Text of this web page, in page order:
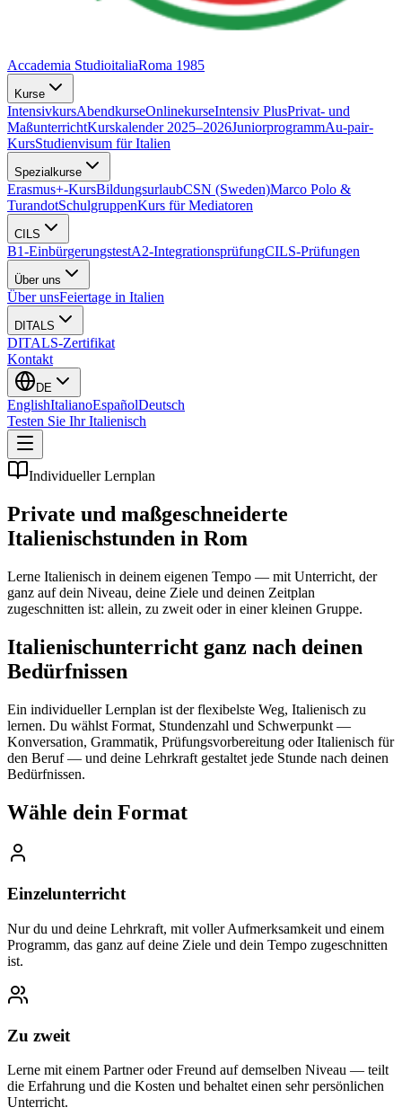
Accademia StudioitaliaRoma 1985
Kurse
IntensivkursAbendkurseOnlinekurseIntensiv PlusPrivat- und
MaßunterrichtKurskalender 2025–2026JuniorprogrammAu-pair-
KursStudienvisum für Italien
Spezialkurse
Erasmus+-KursBildungsurlaubCSN (Sweden)Marco Polo &
TurandotSchulgruppenKurs für Mediatoren
CILS
B1-EinbürgerungstestA2-IntegrationsprüfungCILS-Prüfungen
Über uns
Über unsFeiertage in Italien
DITALS
DITALS-Zertifikat
Kontakt
DE
EnglishItalianoEspañolDeutsch
Testen Sie Ihr Italienisch
Individueller Lernplan
Private und maßgeschneiderte
Italienischstunden in Rom
Lerne Italienisch in deinem eigenen Tempo — mit Unterricht, der
ganz auf dein Niveau, deine Ziele und deinen Zeitplan
zugeschnitten ist: allein, zu zweit oder in einer kleinen Gruppe.
Italienischunterricht ganz nach deinen
Bedürfnissen
Ein individueller Lernplan ist der flexibelste Weg, Italienisch zu
lernen. Du wählst Format, Stundenzahl und Schwerpunkt —
Konversation, Grammatik, Prüfungsvorbereitung oder Italienisch für
den Beruf — und deine Lehrkraft gestaltet jede Stunde nach deinen
Bedürfnissen.
Wähle dein Format
Einzelunterricht
Nur du und deine Lehrkraft, mit voller Aufmerksamkeit und einem
Programm, das ganz auf deine Ziele und dein Tempo zugeschnitten
ist.
Zu zweit
Lerne mit einem Partner oder Freund auf demselben Niveau — teilt
die Erfahrung und die Kosten und behaltet einen sehr persönlichen
Unterricht.